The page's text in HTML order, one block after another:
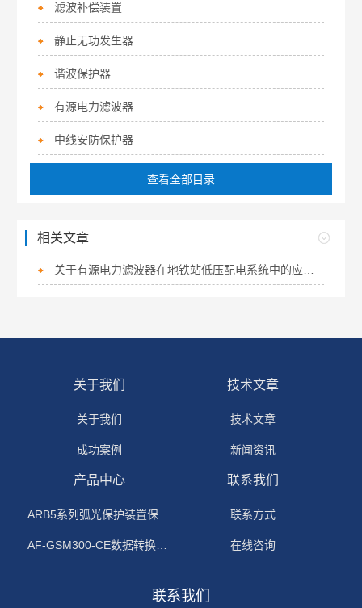
滤波补偿装置
静止无功发生器
谐波保护器
有源电力滤波器
中线安防保护器
查看全部目录
相关文章
关于我们
关于我们
成功案例
技术文章
技术文章
新闻资讯
产品中心
ARB5系列弧光保护装置保护功能原理
AF-GSM300-CE数据转换模块
联系我们
联系方式
在线咨询
联系我们